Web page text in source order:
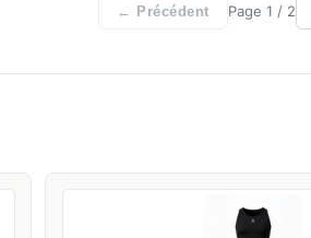
← Précédent Page1 / 2